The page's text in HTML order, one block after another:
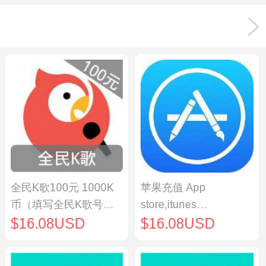
全民K歌100元 1000K
币（填写全民K歌号充
值）
$16.08USD
苹果充值 App
store,itunes
store,iphone,ipad中国
$16.08USD